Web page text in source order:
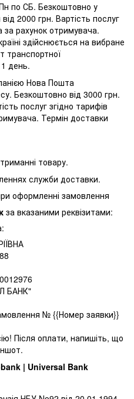
по СБ. Безкоштовно у
2000 грн. Вартість послуг
за рахунок отримувача.
здійснюється на вибране
транспортної
день.
Нова Пошта
Безкоштовно від 3000 грн.
послуг згідно тарифів
Термін доставки
товару.
служби доставки.
оформленні замовлення
за вказаними реквізитами:
БАНК"
№ {{Номер заявки}}
Після оплати, напишіть, що
| Universal Bank